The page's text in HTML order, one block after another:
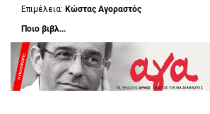
Επιμέλεια: Κώστας Αγοραστός
Ποιο βιβλ...